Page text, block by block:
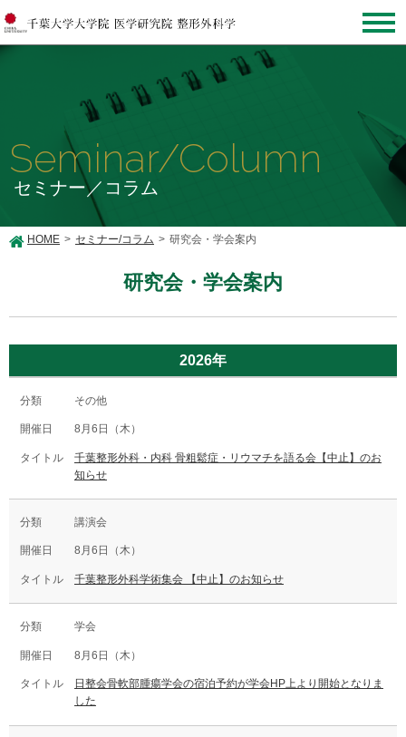
Seminar/Column
セミナー／コラム
HOME セミナー/コラム 研究会・学会案内
研究会・学会案内
2026年
その他
8月6日（木）
千葉整形外科・内科 骨粗鬆症・リウマチを語る会【中止】のお
知らせ
講演会
8月6日（木）
千葉整形外科学術集会 【中止】のお知らせ
学会
8月6日（木）
日整会骨軟部腫瘍学会の宿泊予約が学会HP上より開始となりま
した